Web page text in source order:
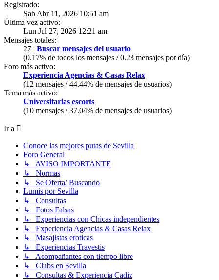
Registrado:
Sab Abr 11, 2026 10:51 am
Última vez activo:
Lun Jul 27, 2026 12:21 am
Mensajes totales:
27 | Buscar mensajes del usuario
(0.17% de todos los mensajes / 0.23 mensajes por día)
Foro más activo:
Experiencia Agencias & Casas Relax
(12 mensajes / 44.44% de mensajes de usuarios)
Tema más activo:
Universitarias escorts
(10 mensajes / 37.04% de mensajes de usuarios)
Ir a
Conoce las mejores putas de Sevilla
Foro General
↳ AVISO IMPORTANTE
↳ Normas
↳ Se Oferta/ Buscando
Lumis por Sevilla
↳ Consultas
↳ Fotos Falsas
↳ Experiencias con Chicas independientes
↳ Experiencia Agencias & Casas Relax
↳ Masajistas eroticas
↳ Experiencias Travestis
↳ Acompañantes con tiempo libre
↳ Clubs en Sevilla
↳ Consultas & Experiencia Cadiz